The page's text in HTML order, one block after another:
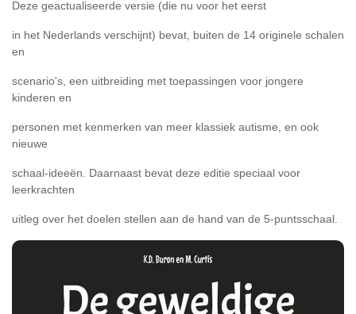
Deze geactualiseerde versie (die nu voor het eerst
in het Nederlands verschijnt) bevat, buiten de 14 originele schalen
en
scenario's, een uitbreiding met toepassingen voor jongere
kinderen en
personen met kenmerken van meer klassiek autisme, en ook
nieuwe
schaal-ideeën. Daarnaast bevat deze editie speciaal voor
leerkrachten
uitleg over het doelen stellen aan de hand van de 5-puntsschaal.